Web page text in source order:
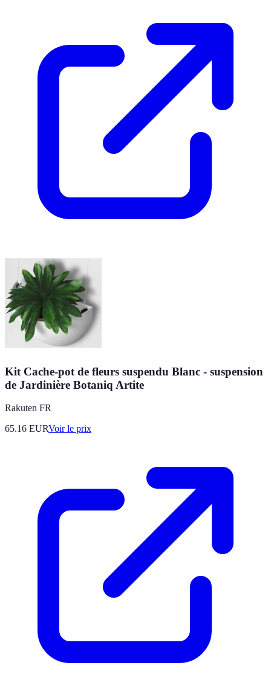
Kit Cache-pot de fleurs suspendu Blanc - suspension
de Jardinière Botaniq Artite
Rakuten FR
65.16 EURVoir le prix